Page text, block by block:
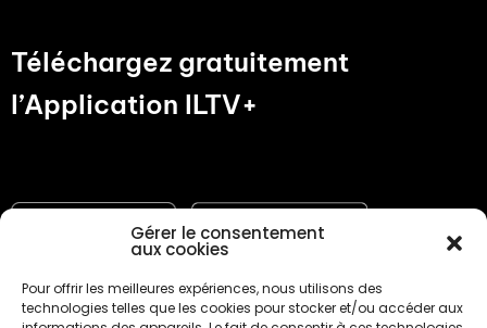
Gérer le consentement
aux cookies
Pour offrir les meilleures expériences, nous utilisons des
technologies telles que les cookies pour stocker et/ou accéder aux
Téléchargez gratuitement
l’Application ILTV+